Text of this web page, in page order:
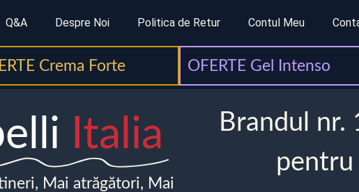
Q&A Despre Noi Politica de Retur Contul Meu
Crema Forte OFERTE Gel Intenso
Italia
Mai atrăgători, Mai
Brandul nr.
pentru